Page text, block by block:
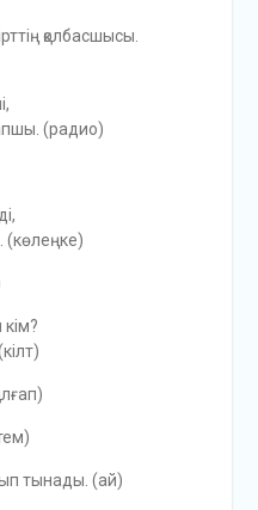
қолбасшысы.
(радио)
(көлеңке)
тынады. (ай)